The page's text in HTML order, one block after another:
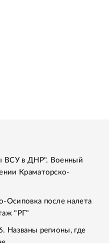
ВСУ в ДНР". Военный
Краматорско-
Осиповка после налета
"РГ"
Названы регионы, где